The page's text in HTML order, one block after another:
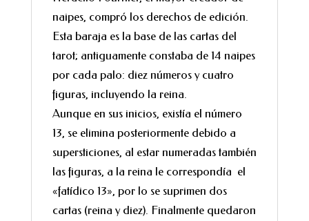
naipes, compró los derechos de edición.
Esta baraja es la base de las cartas del
tarot; antiguamente constaba de 14 naipes
por cada palo: diez números y cuatro
figuras, incluyendo la reina.
Aunque en sus inicios, existía el número
13, se elimina posteriormente debido a
supersticiones, al estar numeradas también
las figuras, a la reina le correspondía el
«fatídico 13», por lo se suprimen dos
cartas (reina y diez). Finalmente quedaron